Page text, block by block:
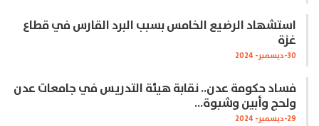
استشهاد الرضيع الخامس بسبب البرد القارس في قطاع
غزة
30-ديسمبر- 2024
فساد حكومة عدن.. نقابة هيئة التدريس في جامعات عدن
ولحج وأبين وشبوة…
29-ديسمبر- 2024